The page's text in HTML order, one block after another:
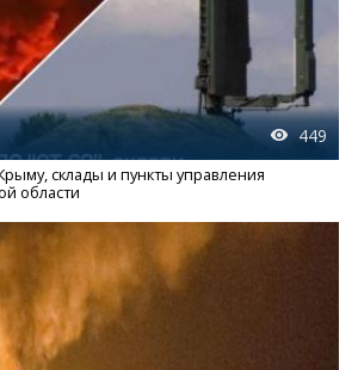
449
склады и пункты управления
области